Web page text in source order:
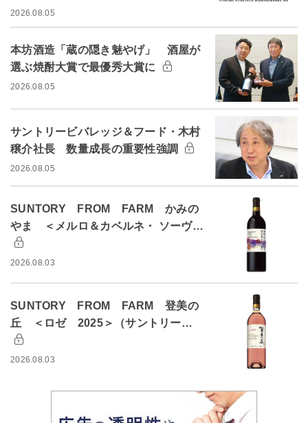
2026.08.05
本坊酒造「蔵の隠き魅やげ」 酒屋が
選ぶ焼酎大賞で最優秀大賞に
2026.08.05
サントリービバレッジ＆フード・木村
穣介社長 数量成長の重要性強調
2026.08.05
SUNTORY FROM FARM かみの
やま ＜メルロ＆カベルネ・ ソーヴ…
2026.08.03
SUNTORY FROM FARM 登美の
丘 ＜ロゼ 2025＞（サントリー…
2026.08.03